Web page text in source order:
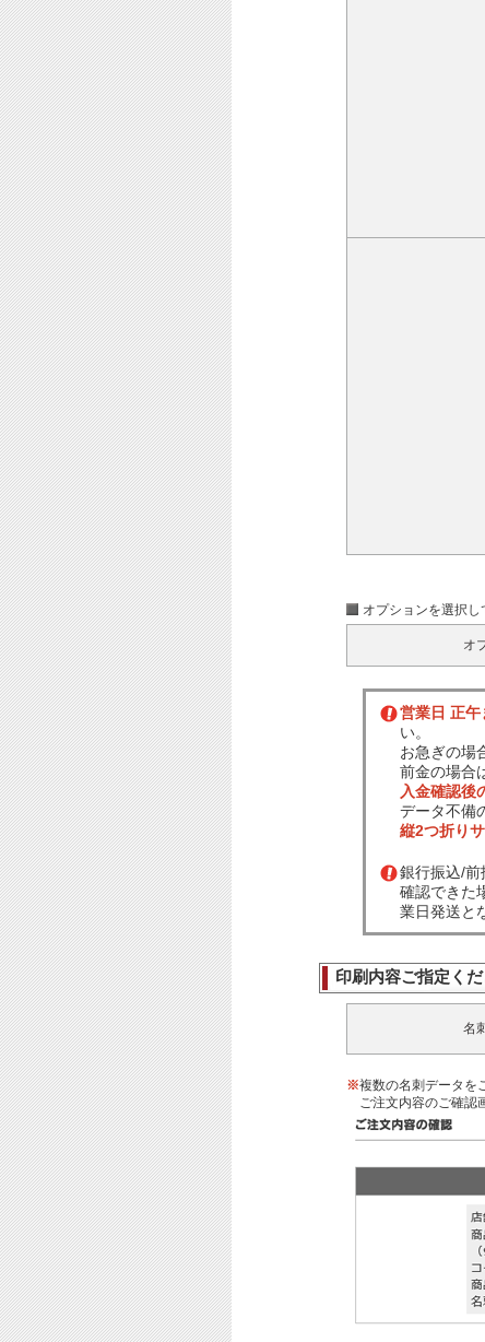
オプションを選択し
オ
営業日 正午
い。
お急ぎの場
前金の場合
入金確認後
データ不備
縦2つ折り
銀行振込/前
確認できた
業日発送と
印刷内容ご指定くだ
名
※複数の名刺データを
ご注文内容のご確認